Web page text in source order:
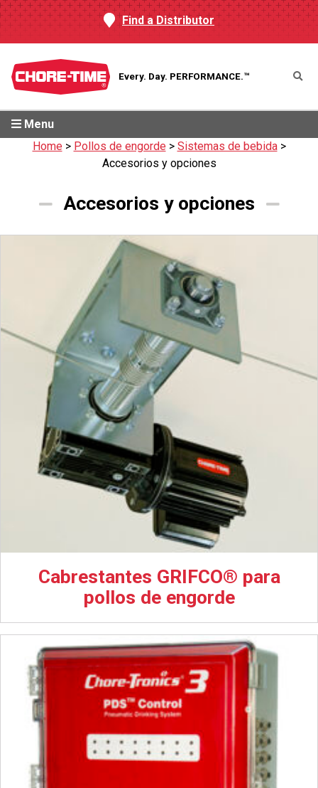
Find a Distributor
Every. Day. PERFORMANCE.™
Menu
Home> Pollos de engorde> Sistemas de bebida>
Accesorios y opciones
Accesorios y opciones
Cabrestantes GRIFCO® para
pollos de engorde